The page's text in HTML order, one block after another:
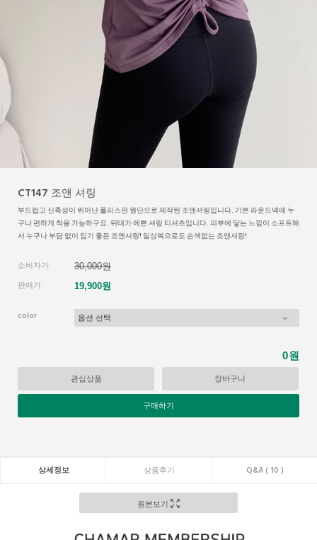
CT147 조앤 셔링
부드럽고 신축성이 뛰어난 폴리스판 원단으로 제작된 조앤셔링입니다. 기본 라운드넥에 누
구나 편하게 착용 가능하구요. 뒤태가 에쁜 셔링 티셔츠입니다. 피부에 닿는 느낌이 소프트해
서 누구나 부담 없이 입기 좋은 조앤셔링! 일상복으로도 손색없는 조앤셔링!
소비자가
30,000원
판매가
19,900원
color
0원
관심상품 장바구니
구매하기
상세정보 상품후기 Q&A ( 10 )
원본보기